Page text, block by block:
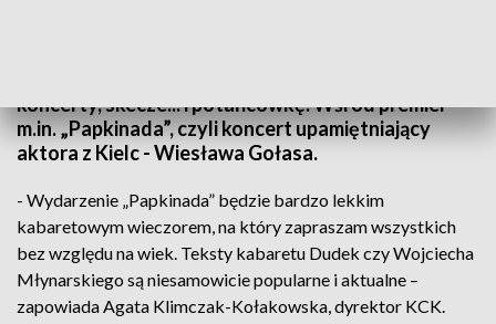
koncerty, skecze... i potańcówkę. Wśród premier
m.in. „Papkinada”, czyli koncert upamiętniający
aktora z Kielc - Wiesława Gołasa.
- Wydarzenie „Papkinada” będzie bardzo lekkim
kabaretowym wieczorem, na który zapraszam wszystkich
bez względu na wiek. Teksty kabaretu Dudek czy Wojciecha
Młynarskiego są niesamowicie popularne i aktualne –
zapowiada Agata Klimczak-Kołakowska, dyrektor KCK.